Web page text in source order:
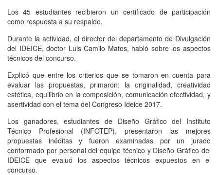
Los 45 estudiantes recibieron un certificado de participación
como respuesta a su respaldo.
Durante la actividad, el director del departamento de Divulgación
del IDEICE, doctor Luis Camilo Matos, habló sobre los aspectos
técnicos del concurso.
Explicó que entre los criterios que se tomaron en cuenta para
evaluar las propuestas, primaron: la originalidad, creatividad
estética, equilibrio en la composición, comunicación efectividad, y
asertividad con el tema del Congreso Ideice 2017.
Los ganadores, estudiantes de Diseño Gráfico del Instituto
Técnico Profesional (INFOTEP), presentaron las mejores
propuestas inéditas y fueron examinadas por un jurado
conformado por personal del equipo técnico y Diseño Gráfico del
IDEICE que evaluó los aspectos técnicos expuestos en el
concurso.